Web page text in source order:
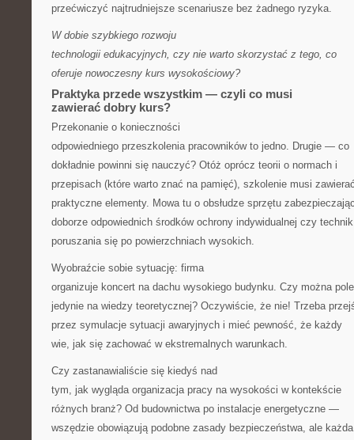
przećwiczyć najtrudniejsze scenariusze bez żadnego ryzyka.
W dobie szybkiego rozwoju
technologii edukacyjnych, czy nie warto skorzystać z tego, co
oferuje nowoczesny kurs wysokościowy?
Praktyka przede wszystkim — czyli co musi
zawierać dobry kurs?
Przekonanie o konieczności
odpowiedniego przeszkolenia pracowników to jedno. Drugie — co
dokładnie powinni się nauczyć? Otóż oprócz teorii o normach i
przepisach (które warto znać na pamięć), szkolenie musi
praktyczne elementy. Mowa tu o obsłudze sprzętu
doborze odpowiednich środków ochrony indywidualnej czy technik
poruszania się po powierzchniach wysokich.
Wyobraźcie sobie sytuację: firma
organizuje koncert na dachu wysokiego budynku. Czy można
jedynie na wiedzy teoretycznej? Oczywiście, że nie! Trzeba
przez symulacje sytuacji awaryjnych i mieć pewność, że każdy
wie, jak się zachować w ekstremalnych warunkach.
Czy zastanawialiście się kiedyś nad
tym, jak wygląda organizacja pracy na wysokości w kontekście
różnych branż? Od budownictwa po instalacje energetyczne —
wszędzie obowiązują podobne zasady bezpieczeństwa, ale każda